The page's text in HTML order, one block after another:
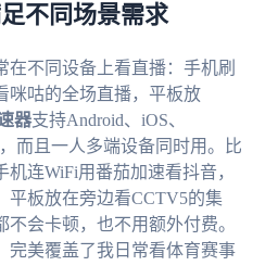
不同场景需求
在不同设备上看直播：手机刷
咪咕的全场直播，平板放
器支持Android、iOS、
而且一人多端设备同时用。比
连WiFi用番茄加速看抖音，
平板放在旁边看CCTV5的集
会卡顿，也不用额外付费。
完美覆盖了我日常看体育赛事